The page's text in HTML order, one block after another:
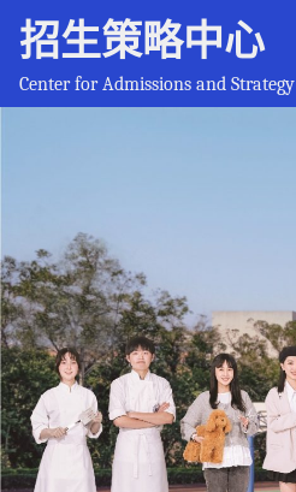
招生策略中心
Center for Admissions and Strategy